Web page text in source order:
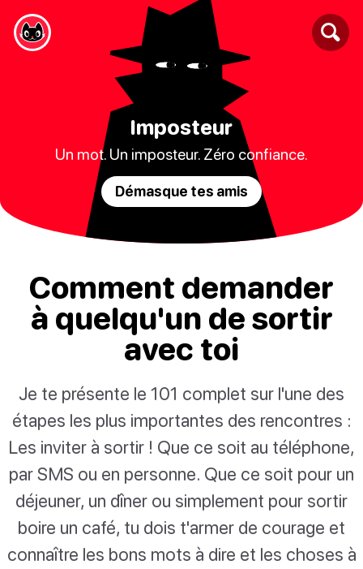
Imposteur
Un mot. Un imposteur. Zéro confiance.
Démasque tes amis
Comment demander
à quelqu'un de sortir
avec toi
Je te présente le 101 complet sur l'une des
étapes les plus importantes des rencontres :
Les inviter à sortir ! Que ce soit au téléphone,
par SMS ou en personne. Que ce soit pour un
déjeuner, un dîner ou simplement pour sortir
boire un café, tu dois t'armer de courage et
connaître les bons mots à dire et les choses à